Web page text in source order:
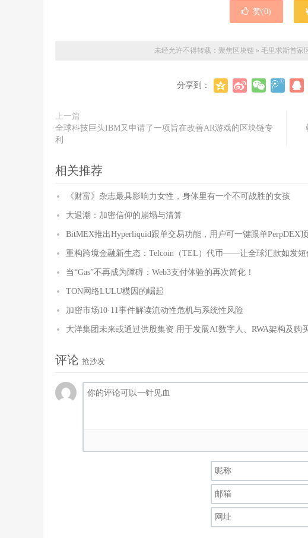
赞(0)
未经允许不得转载： 聚焦区块链 » 毛里求斯首家
分享到：
上一篇
全球科技巨头IBM又申请了一项旨在改善AR游戏的区块链专
利
相关推荐
《财富》杂志最具影响力女性，身体里有一个不可战胜的女孩
大退潮：加密信仰的崩塌与清算
BitMEX推出Hyperliquid跟单交易功能，用户可一键跟单PerpDEX
重构跨境金融新生态：Telcoin（TEL）代币——让全球汇款如发短
当“Gas”不再成为障碍：Web3支付体验的再次简化！
TON网络LULU模因的崛起
加密市场10·11事件解读流动性危机与系统性风险
大洋集团未来或通过供股集资 用于发展AI数字人、RWA架构及购
评论 抢沙发